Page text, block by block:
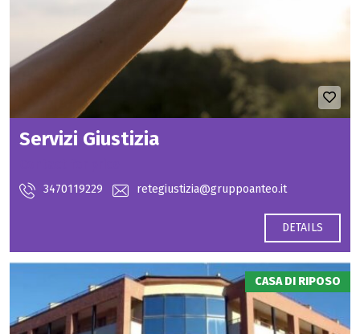
Servizi Giustizia
3470119229 retegiustizia@gruppoanteo.it
DETAILS
CASA DI RIPOSO